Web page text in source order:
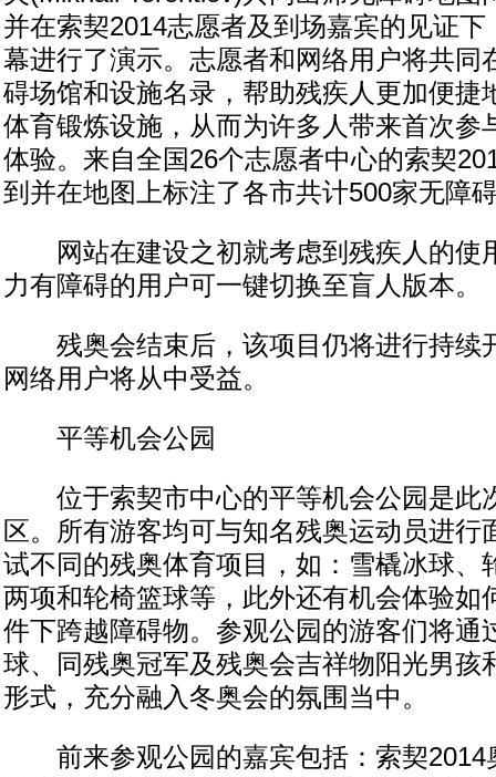
并在索契2014志愿者及到场嘉宾的见证
幕进行了演示。志愿者和网络用户将共同
碍场馆和设施名录，帮助残疾人更加便捷
体育锻炼设施，从而为许多人带来首次参
体验。来自全国26个志愿者中心的索契
到并在地图上标注了各市共计500家无障
网站在建设之初就考虑到残疾人的使
力有障碍的用户可一键切换至盲人版本。
残奥会结束后，该项目仍将进行持续
网络用户将从中受益。
平等机会公园
位于索契市中心的平等机会公园是此
区。所有游客均可与知名残奥运动员进行
试不同的残奥体育项目，如：雪橇冰球、
两项和轮椅篮球等，此外还有机会体验如
件下跨越障碍物。参观公园的游客们将通
球、同残奥冠军及残奥会吉祥物阳光男孩
形式，充分融入冬奥会的氛围当中。
前来参观公园的嘉宾包括：索契2014